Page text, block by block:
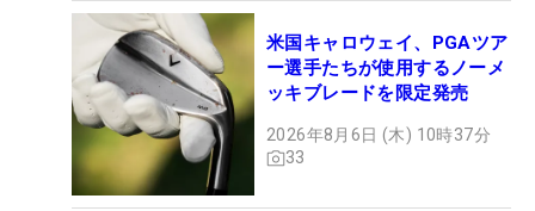
米国キャロウェイ、PGAツア
ー選手たちが使用するノーメ
ッキブレードを限定発売
2026年8月6日 (木) 10時37分
33